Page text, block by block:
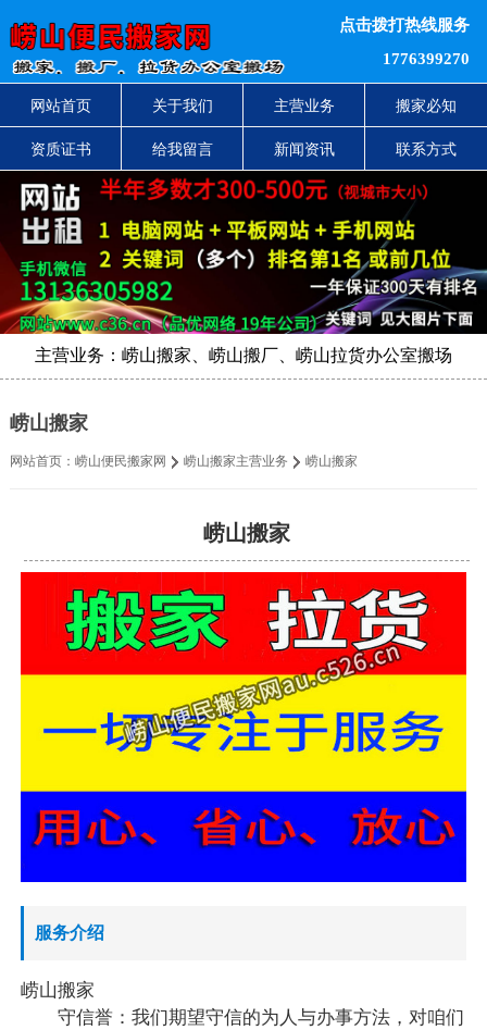
点击拨打热线服务
1776399270
网站首页 关于我们 主营业务 搬家必知
资质证书 给我留言 新闻资讯 联系方式
主营业务：崂山搬家、崂山搬厂、崂山拉货办公室搬场
崂山搬家
网站首页： 崂山便民搬家网 崂山搬家主营业务 崂山搬家
崂山搬家
服务介绍
崂山搬家
守信誉：我们期望守信的为人与办事方法，对咱们